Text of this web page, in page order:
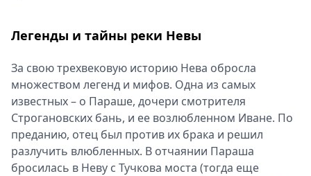
Легенды и тайны реки Невы
За свою трехвековую историю Нева обросла
множеством легенд и мифов. Одна из самых
известных – о Параше, дочери смотрителя
Строгановских бань, и ее возлюбленном Иване. По
преданию, отец был против их брака и решил
разлучить влюбленных. В отчаянии Параша
бросилась в Неву с Тучкова моста (тогда еще